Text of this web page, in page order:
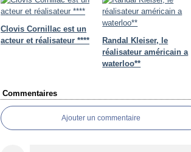
Clovis Cornillac est un
acteur et réalisateur ****
Randal Kleiser, le
réalisateur américain a
waterloo**
Commentaires
Ajouter un commentaire